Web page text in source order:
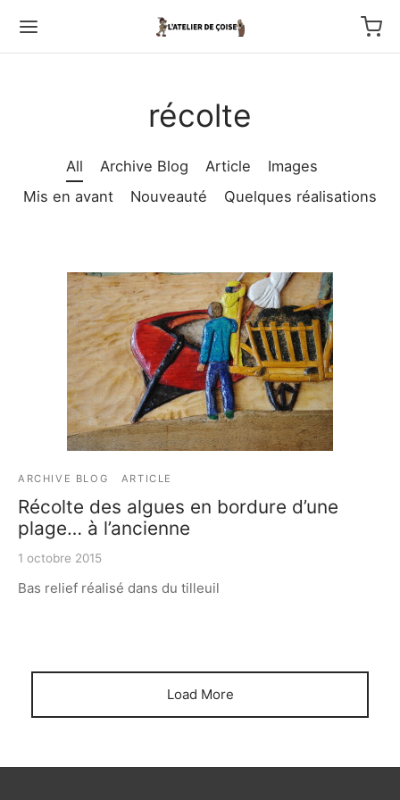
récolte
All Archive Blog Article
Images
Mis en avant
Nouveauté Quelques réalisations
ARCHIVE BLOG ARTICLE
Récolte des algues en bordure d’une
plage… à l’ancienne
1 octobre 2015
Bas relief réalisé dans du tilleuil
Load More
au couteau
haut relief